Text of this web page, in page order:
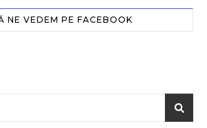
NE VEDEM PE FACEBOOK